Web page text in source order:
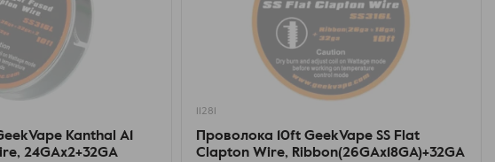
Kanthal A1
24GAx2+32GA
11281
Проволока 10ft GeekVape SS Flat
Clapton Wire, Ribbon(26GAx18GA)+32GA